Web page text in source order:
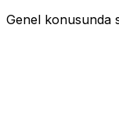
Genel konusunda